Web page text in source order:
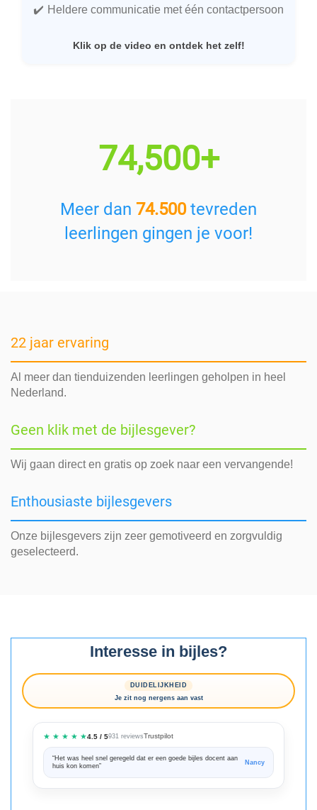
Heldere communicatie met één contactpersoon
Klik op de video en ontdek het zelf!
74,500+
Meer dan 74.500tevreden
leerlingen gingen je voor!
22 jaar ervaring
Al meer dan tienduizenden leerlingen geholpen in heel
Nederland.
Geen klik met de bijlesgever?
Wij gaan direct en gratis op zoek naar een vervangende!
Enthousiaste bijlesgevers
Onze bijlesgevers zijn zeer gemotiveerd en zorgvuldig
geselecteerd.
Interesse in bijles?
DUIDELIJKHEID
Je zit nog nergens aan vast
★ ★ ★ ★ ★4.5 / 5931 reviewsTrustpilot
“Het was heel snel geregeld dat er een goede bijles docent aan
huis kon komen”
Nancy